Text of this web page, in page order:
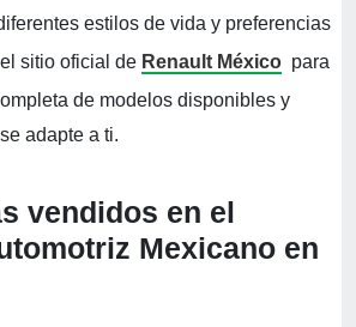
estilos de vida y preferencias
sitio oficial de Renault México para
de modelos disponibles y
adapte a ti.
vendidos en el
Mexicano en